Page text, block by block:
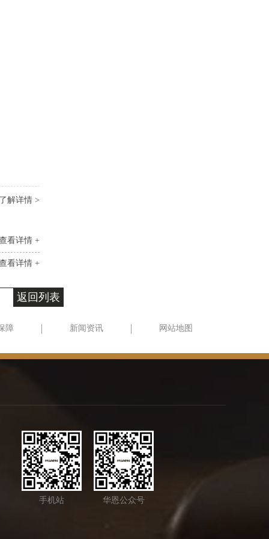
了解详情 >
看详情 +
看详情 +
返回列表
障 新闻资讯 网站地图
手机站 华恩公众号